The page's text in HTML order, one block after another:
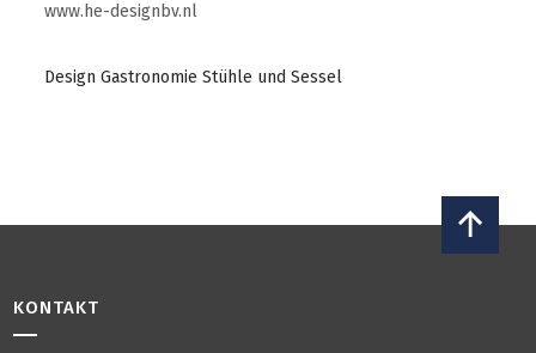
www.he-designbv.nl
Design Gastronomie Stühle und Sessel
KONTAKT